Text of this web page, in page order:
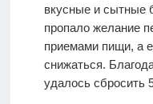
вкусные и сытные
пропало желание
приемами пищи, а
снижаться.
удалось сбросить